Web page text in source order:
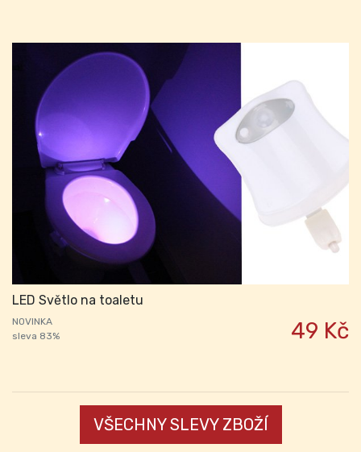
LED Světlo na toaletu
NOVINKA
sleva 83%
49 Kč
VŠECHNY SLEVY ZBOŽÍ